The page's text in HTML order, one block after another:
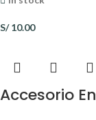
S/10.00
Accesorio